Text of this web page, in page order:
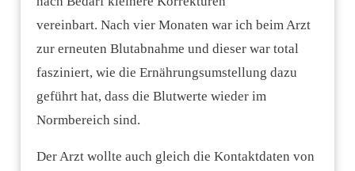
vereinbart. Nach vier Monaten war ich beim Arzt
zur erneuten Blutabnahme und dieser war total
fasziniert, wie die Ernährungsumstellung dazu
geführt hat, dass die Blutwerte wieder im
Normbereich sind.
Der Arzt wollte auch gleich die Kontaktdaten von